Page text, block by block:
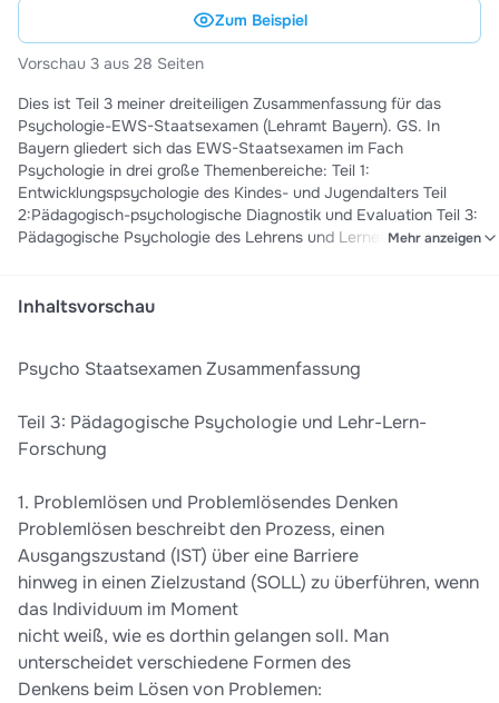
Zum Beispiel
Vorschau 3 aus 28 Seiten
Dies ist Teil 3 meiner dreiteiligen Zusammenfassung für das
Psychologie-EWS-Staatsexamen (Lehramt Bayern). GS. In
Bayern gliedert sich das EWS-Staatsexamen im Fach
Psychologie in drei große Themenbereiche: Teil 1:
Entwicklungspsychologie des Kindes- und Jugendalters Teil
2:Pädagogisch-psychologische Diagnostik und Evaluation Teil 3:
Pädagogische Psychologie des Lehrens und Lernens *(dieses
nicht immer alle Themen benötigen. Vielleicht hast du manche
auswählen, den du gerade brauchst. Außerdem habe ich mich
zu widmen. Dadurch bleibt der Überblick erhalten und man kann
einzelne Inhalte schnell wiederfinden. Gleichzeitig habe ich an
vielen Stellen versucht, Querverweise zwischen den Themen
diese Fähigkeit wird im Staatsexamen häufig erwartet. Die
Zusammenfassung habe ich nach bestem Wissen und Gewissen
erstellt und so aufgebaut, wie ich persönlich am effizientesten
gelernt habe: möglichst übersichtlich, logisch strukturiert und
auf das Wesentliche reduziert. Dabei folgt jedes Kapitel einem
einheitlichen Aufbau. Du findest in der Regel (je nach
Thema)immer: * eine Definition, * die zugrunde liegende Theorie
oder ein Modell * ein passendes Beispiel, Schulanwendungsfälle
* sowie die wichtigsten empirischen Befunde. Dadurch eignet
Mehr anzeigen
Inhaltsvorschau
Psycho Staatsexamen Zusammenfassung
Teil 3: Pädagogische Psychologie und Lehr-Lern-
Forschung
1. Problemlösen und Problemlösendes Denken
Problemlösen beschreibt den Prozess, einen
Ausgangszustand (IST) über eine Barriere
hinweg in einen Zielzustand (SOLL) zu überführen, wenn
das Individuum im Moment
nicht weiß, wie es dorthin gelangen soll. Man
unterscheidet verschiedene Formen des
Denkens beim Lösen von Problemen: